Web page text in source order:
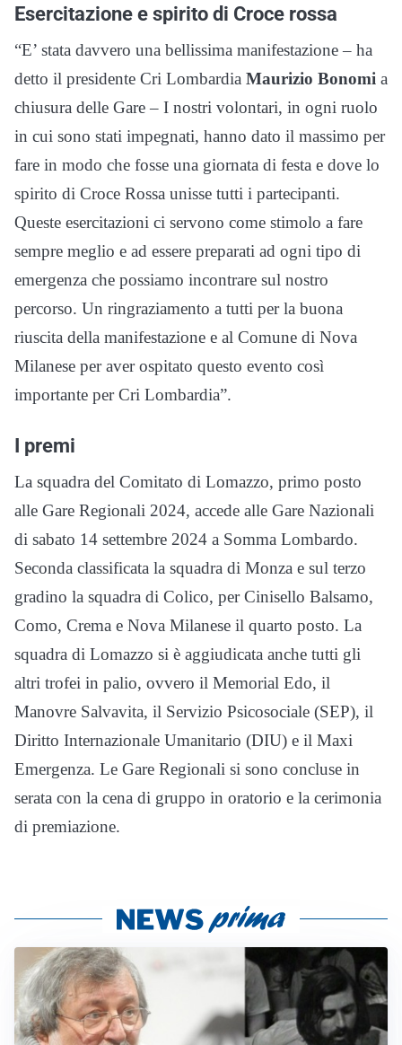
Esercitazione e spirito di Croce rossa
“E’ stata davvero una bellissima manifestazione – ha
detto il presidente Cri Lombardia Maurizio Bonomi a
chiusura delle Gare – I nostri volontari, in ogni ruolo
in cui sono stati impegnati, hanno dato il massimo per
fare in modo che fosse una giornata di festa e dove lo
spirito di Croce Rossa unisse tutti i partecipanti.
Queste esercitazioni ci servono come stimolo a fare
sempre meglio e ad essere preparati ad ogni tipo di
emergenza che possiamo incontrare sul nostro
percorso. Un ringraziamento a tutti per la buona
riuscita della manifestazione e al Comune di Nova
Milanese per aver ospitato questo evento così
importante per Cri Lombardia”.
I premi
La squadra del Comitato di Lomazzo, primo posto
alle Gare Regionali 2024, accede alle Gare Nazionali
di sabato 14 settembre 2024 a Somma Lombardo.
Seconda classificata la squadra di Monza e sul terzo
gradino la squadra di Colico, per Cinisello Balsamo,
Como, Crema e Nova Milanese il quarto posto. La
squadra di Lomazzo si è aggiudicata anche tutti gli
altri trofei in palio, ovvero il Memorial Edo, il
Manovre Salvavita, il Servizio Psicosociale (SEP), il
Diritto Internazionale Umanitario (DIU) e il Maxi
Emergenza. Le Gare Regionali si sono concluse in
serata con la cena di gruppo in oratorio e la cerimonia
di premiazione.